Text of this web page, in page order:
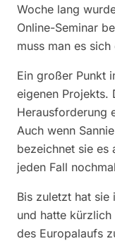
Woche lang
Online-Seminar
muss man es
Ein großer Punkt
eigenen Projekts.
Herausforderung
Auch wenn
bezeichnet sie es
jeden Fall
Bis zuletzt hat sie
und hatte
des Europalaufs